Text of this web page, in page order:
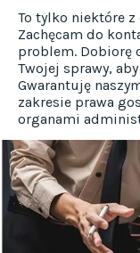
To tylko niektóre
Zachęcam do
problem. Dobiorę
Twojej sprawy,
Gwarantuję
zakresie prawa
organami